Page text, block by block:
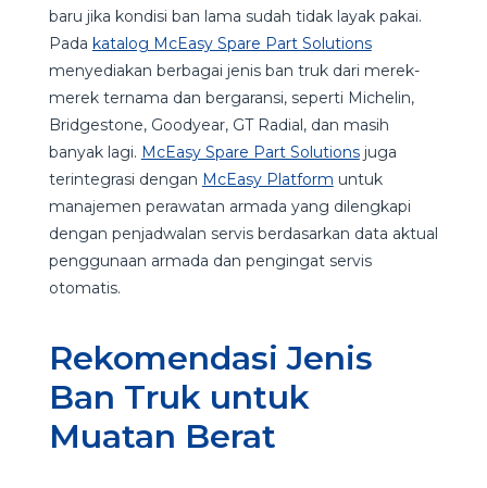
baru jika kondisi ban lama sudah tidak layak pakai.
Pada katalog McEasy Spare Part Solutions
menyediakan berbagai jenis ban truk dari merek-
merek ternama dan bergaransi, seperti Michelin,
Bridgestone, Goodyear, GT Radial, dan masih
banyak lagi. McEasy Spare Part Solutionsjuga
terintegrasi dengan McEasy Platform untuk
manajemen perawatan armada yang dilengkapi
dengan penjadwalan servis berdasarkan data aktual
penggunaan armada dan pengingat servis
otomatis.
Rekomendasi Jenis
Ban Truk untuk
Muatan Berat